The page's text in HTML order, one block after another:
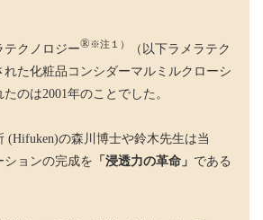
テクノロジー®※注１）
（以下ラメラテク
れた化粧品コンシダーマルミルクローシ
のは2001年のことでした。
(Hifuken)の森川博士や鈴木先生は当
ョンの完成を 「浸透力の革命」 である